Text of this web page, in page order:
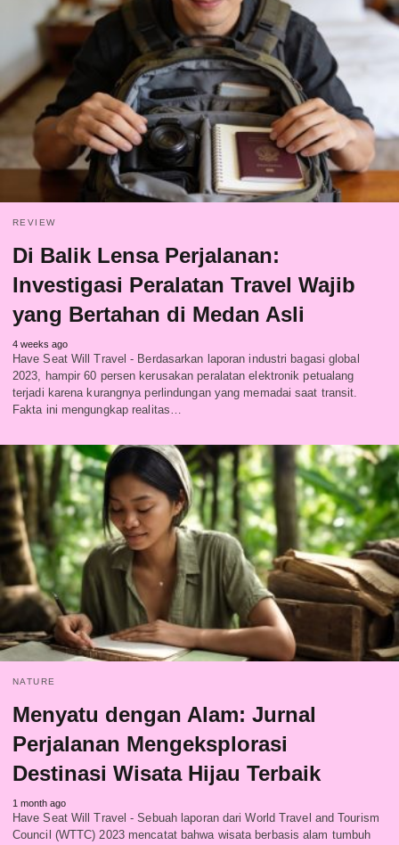
REVIEW
Di Balik Lensa Perjalanan:
Investigasi Peralatan Travel Wajib
yang Bertahan di Medan Asli
4 weeks ago
Have Seat Will Travel - Berdasarkan laporan industri bagasi global
2023, hampir 60 persen kerusakan peralatan elektronik petualang
terjadi karena kurangnya perlindungan yang memadai saat transit.
Fakta ini mengungkap realitas…
NATURE
Menyatu dengan Alam: Jurnal
Perjalanan Mengeksplorasi
Destinasi Wisata Hijau Terbaik
1 month ago
Have Seat Will Travel - Sebuah laporan dari World Travel and Tourism
Council (WTTC) 2023 mencatat bahwa wisata berbasis alam tumbuh